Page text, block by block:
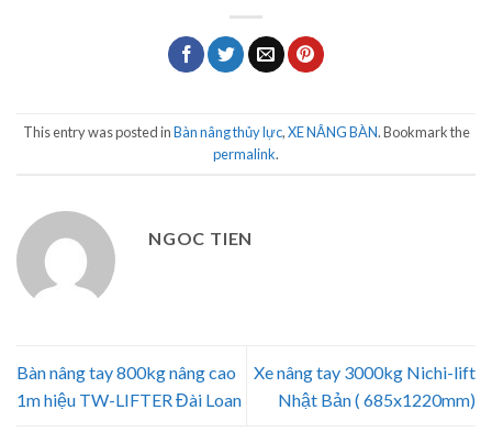
This entry was posted inBàn nâng thủy lực,XE NÂNG BÀN. Bookmark the
permalink.
NGOC TIEN
Bàn nâng tay 800kg nâng cao
1m hiệu TW-LIFTER Đài Loan
Xe nâng tay 3000kg Nichi-lift
Nhật Bản ( 685x1220mm)